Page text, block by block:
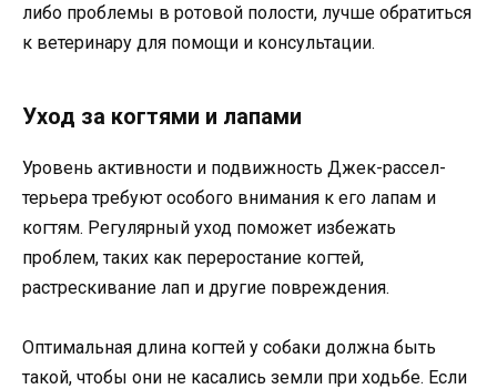
либо проблемы в ротовой полости, лучше обратиться
к ветеринару для помощи и консультации.
Уход за когтями и лапами
Уровень активности и подвижность Джек-рассел-
терьера требуют особого внимания к его лапам и
когтям. Регулярный уход поможет избежать
проблем, таких как переростание когтей,
растрескивание лап и другие повреждения.
Оптимальная длина когтей у собаки должна быть
такой, чтобы они не касались земли при ходьбе. Если